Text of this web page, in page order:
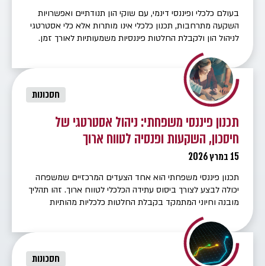
בעולם כלכלי ופיננסי דינמי, עם שוקי הון תנודתיים ואפשרויות
השקעה מתרחבות, תכנון כלכלי אינו מותרות אלא כלי אסטרטגי
לניהול הון ולקבלת החלטות פיננסיות משמעותיות לאורך זמן.
הוא מחבר בין המצב הקיים, המטרות העתידיות והכלים
הפיננסיים הזמינים, ומאפשר לבנות מפת דרכים סדורה במקום
להסתפק בהחלטות נקודתיות. התהליך מתחיל במיפוי שיטתי
ומלא של התמונה הפיננסית: נכסים פיננסיים, […]
תכנון פיננסי משפחתי: ניהול אסטרטגי של
חיסכון, השקעות ופנסיה לטווח ארוך
15 במרץ 2026
תכנון פיננסי משפחתי הוא אחד הצעדים המרכזיים שמשפחה
יכולה לבצע לצורך ביסוס עתידה הכלכלי לטווח ארוך. זהו תהליך
מובנה וחיוני המתמקד בקבלת החלטות כלכליות מהותיות
ובהגדרת מבנה הון נכון לאורך זמן, תוך בניית מפת דרכים
כלכלית ברורה ומותאמת אישית המבוססת על בחינה מעמיקה
של מוצרים פיננסיים, מסלולי השקעה ופתרונות חיסכון. תכנון
פיננסי משפחתי מתמקד בהגדרת […]
חסכונות
חסכונות